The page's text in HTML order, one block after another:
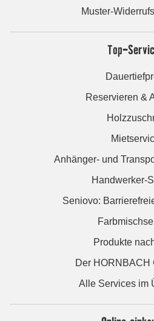
Muster-
Top-
Reservieren &
Anhänger- und
Handwerker-
Seniovo:
Produkte
Der HORNBACH
Alle Services im